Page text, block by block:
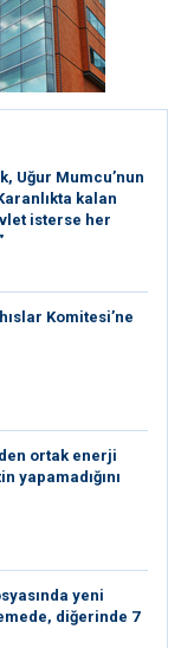
Uğur Mumcu’nun
kalan
isterse her
Komitesi’ne
ortak enerji
yapamadığını
yeni
diğerinde 7